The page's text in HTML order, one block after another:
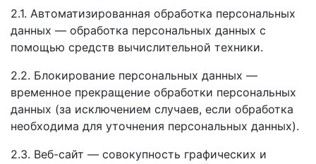
2.1. Автоматизированная обработка персональных
данных — обработка персональных данных с
помощью средств вычислительной техники.
2.2. Блокирование персональных данных —
временное прекращение обработки персональных
данных (за исключением случаев, если обработка
необходима для уточнения персональных данных).
2.3. Веб-сайт — совокупность графических и